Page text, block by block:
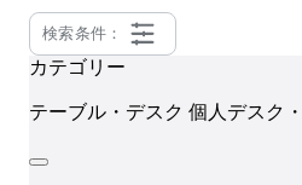
検索条件：
カテゴリー
テーブル・デスク 個人デスク